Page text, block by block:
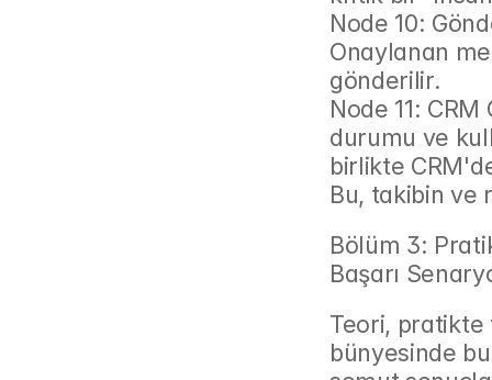
Node 10:
Onaylanan
gönderilir.
Node 11:
durumu ve
birlikte
Bu, takibin ve
Bölüm 3:
Başarı
Teori, pratikte
bünyesinde